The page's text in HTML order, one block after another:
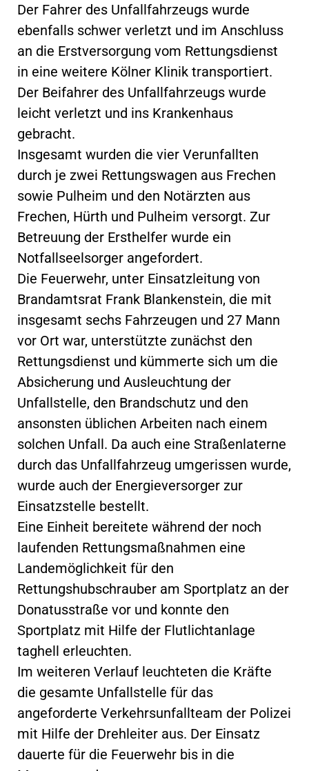
Der Fahrer des Unfallfahrzeugs wurde
ebenfalls schwer verletzt und im Anschluss
an die Erstversorgung vom Rettungsdienst
in eine weitere Kölner Klinik transportiert.
Der Beifahrer des Unfallfahrzeugs wurde
leicht verletzt und ins Krankenhaus
gebracht.
Insgesamt wurden die vier Verunfallten
durch je zwei Rettungswagen aus Frechen
sowie Pulheim und den Notärzten aus
Frechen, Hürth und Pulheim versorgt. Zur
Betreuung der Ersthelfer wurde ein
Notfallseelsorger angefordert.
Die Feuerwehr, unter Einsatzleitung von
Brandamtsrat Frank Blankenstein, die mit
insgesamt sechs Fahrzeugen und 27 Mann
vor Ort war, unterstützte zunächst den
Rettungsdienst und kümmerte sich um die
Absicherung und Ausleuchtung der
Unfallstelle, den Brandschutz und den
ansonsten üblichen Arbeiten nach einem
solchen Unfall. Da auch eine Straßenlaterne
durch das Unfallfahrzeug umgerissen wurde,
wurde auch der Energieversorger zur
Einsatzstelle bestellt.
Eine Einheit bereitete während der noch
laufenden Rettungsmaßnahmen eine
Landemöglichkeit für den
Rettungshubschrauber am Sportplatz an der
Donatusstraße vor und konnte den
Sportplatz mit Hilfe der Flutlichtanlage
taghell erleuchten.
Im weiteren Verlauf leuchteten die Kräfte
die gesamte Unfallstelle für das
angeforderte Verkehrsunfallteam der Polizei
mit Hilfe der Drehleiter aus. Der Einsatz
dauerte für die Feuerwehr bis in die